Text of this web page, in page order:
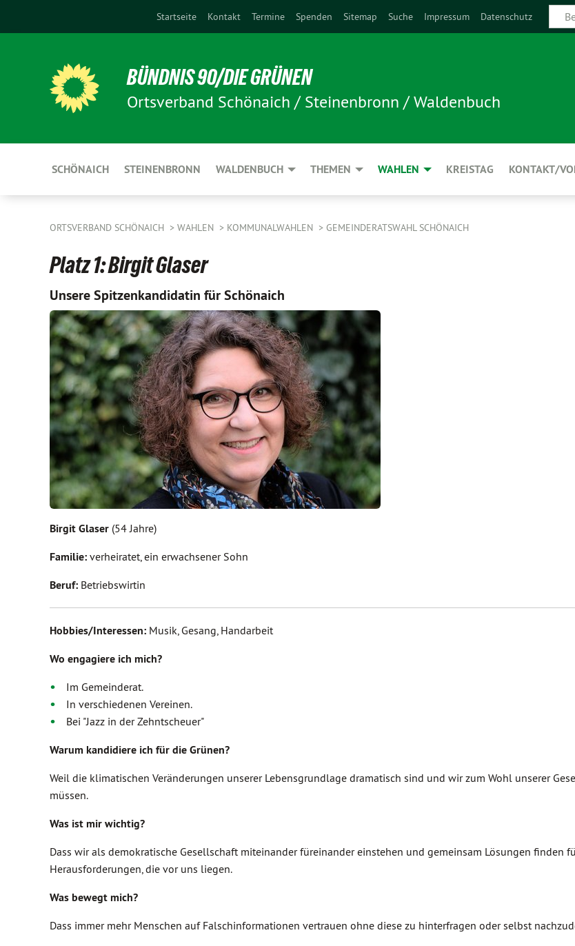
Startseite Kontakt Termine Spenden Sitemap Suche Impressum Datenschutz
BÜNDNIS 90/DIE GRÜNEN
Ortsverband Schönaich / Steinenbronn / Waldenbuch
SCHÖNAICH STEINENBRONN WALDENBUCH THEMEN WAHLEN KREISTAG KONTAKT/
ORTSVERBAND SCHÖNAICH WAHLEN KOMMUNALWAHLEN GEMEINDERATSWAHL SCHÖNAICH
Platz 1: Birgit Glaser
Unsere Spitzenkandidatin für Schönaich
Birgit Glaser (54 Jahre)
Familie: verheiratet, ein erwachsener Sohn
Beruf: Betriebswirtin
Hobbies/Interessen: Musik, Gesang, Handarbeit
Wo engagiere ich mich?
Im Gemeinderat.
In verschiedenen Vereinen.
Bei "Jazz in der Zehntscheuer"
Warum kandidiere ich für die Grünen?
Weil die klimatischen Veränderungen unserer Lebensgrundlage dramatisch sind und wir zum Wohl unserer
müssen.
Was ist mir wichtig?
Dass wir als demokratische Gesellschaft miteinander füreinander einstehen und gemeinsam Lösungen finden
Herausforderungen, die vor uns liegen.
Was bewegt mich?
Dass immer mehr Menschen auf Falschinformationen vertrauen ohne diese zu hinterfragen oder selbst